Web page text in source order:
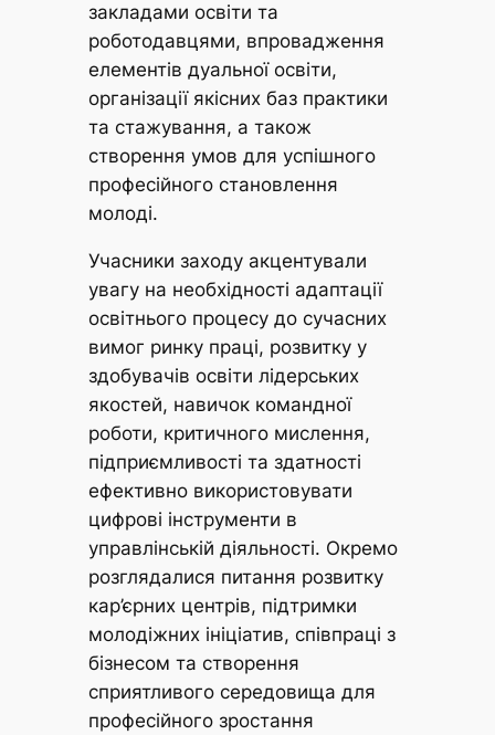
закладами освіти та
роботодавцями, впровадження
елементів дуальної освіти,
організації якісних баз практики
та стажування, а також
створення умов для успішного
професійного становлення
молоді.
Учасники заходу акцентували
увагу на необхідності адаптації
освітнього процесу до сучасних
вимог ринку праці, розвитку у
здобувачів освіти лідерських
якостей, навичок командної
роботи, критичного мислення,
підприємливості та здатності
ефективно використовувати
цифрові інструменти в
управлінській діяльності. Окремо
розглядалися питання розвитку
кар’єрних центрів, підтримки
молодіжних ініціатив, співпраці з
бізнесом та створення
сприятливого середовища для
професійного зростання